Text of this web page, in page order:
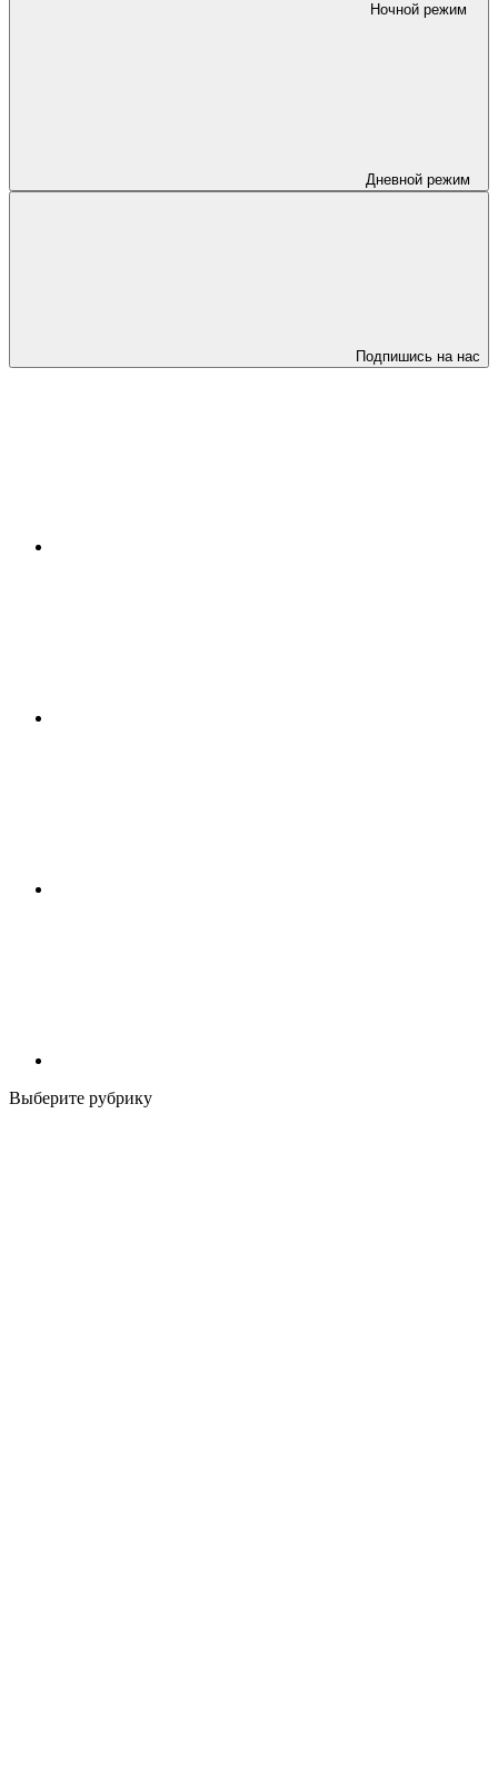
Ночной режим
Дневной режим
Подпишись на нас
Выберите рубрику